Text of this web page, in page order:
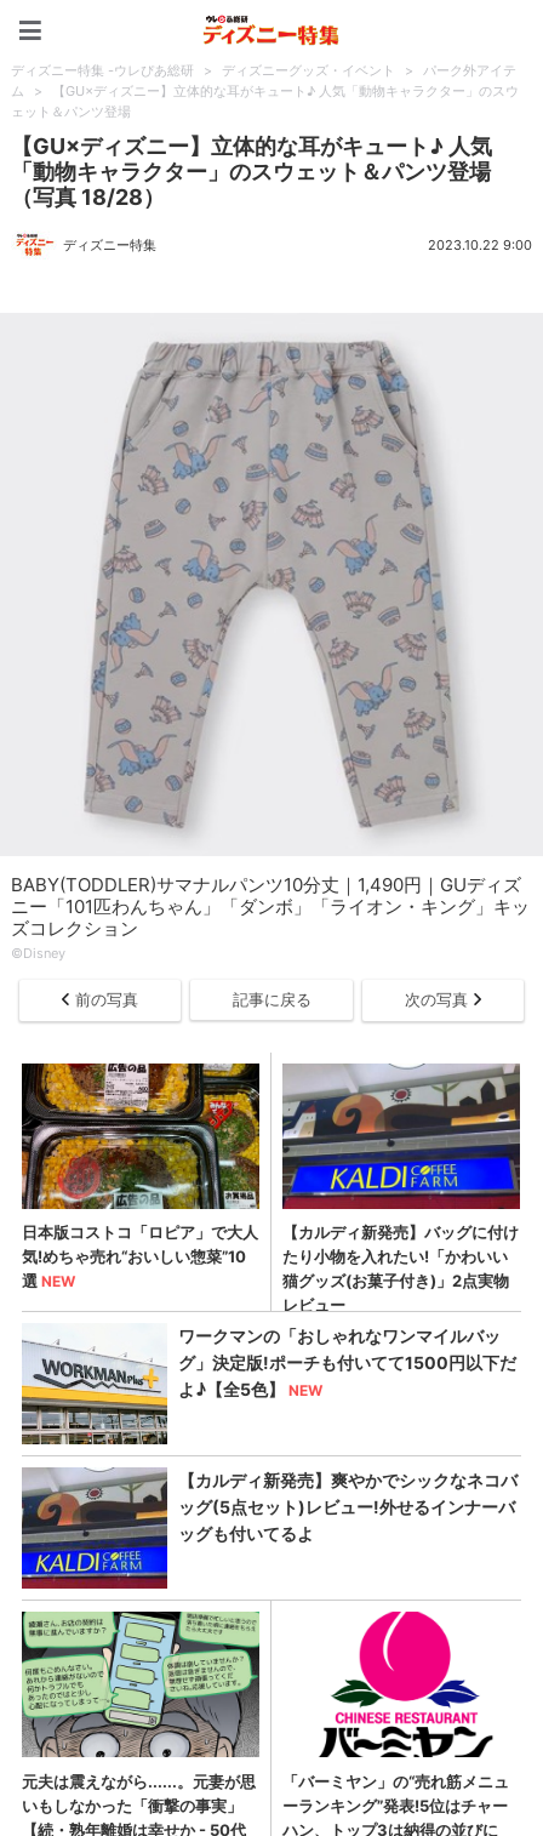
ディズニー特集 -ウレぴあ総研 > ディズニーグッズ・イベント >
パーク外アイテ
ム
>
【GU×ディズニー】立体的な耳がキュート♪ 人気「動物キャラクター」のスウ
ェット＆パンツ登場
【GU×ディズニー】立体的な耳がキュート♪ 人気
「動物キャラクター」のスウェット＆パンツ登場
（写真 18/28）
ディズニー特集 2023.10.22 9:00
BABY(TODDLER)サマナルパンツ10分丈｜1,490円｜GUディズ
ニー「101匹わんちゃん」「ダンボ」「ライオン・キング」キッ
ズコレクション
©︎Disney
前の写真 記事に戻る 次の写真